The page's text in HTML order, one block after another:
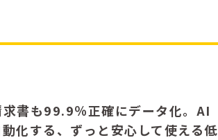
書も99.9％正確にデータ化。AI
化する、ずっと安心して使える低